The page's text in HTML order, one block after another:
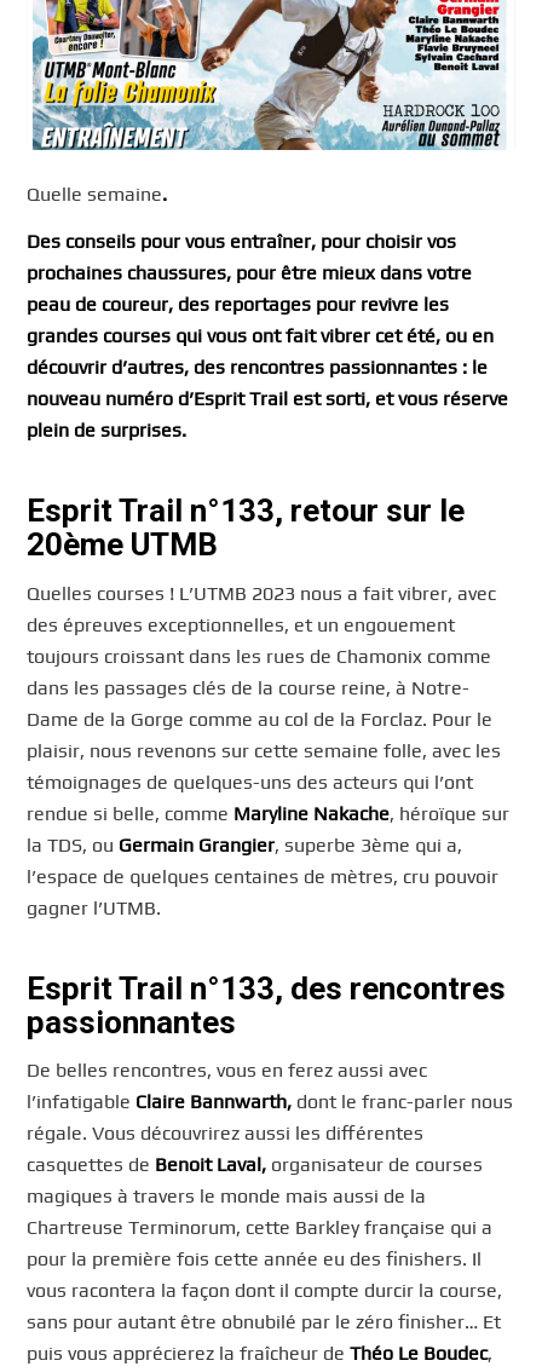
Quelle semaine.
Des conseils pour vous entraîner, pour choisir vos
prochaines chaussures, pour être mieux dans votre
peau de coureur, des reportages pour revivre les
grandes courses qui vous ont fait vibrer cet été, ou en
découvrir d’autres, des rencontres passionnantes : le
nouveau numéro d’Esprit Trail est sorti, et vous réserve
plein de surprises.
Esprit Trail n°133, retour sur le
20ème UTMB
Quelles courses ! L’UTMB 2023 nous a fait vibrer, avec
des épreuves exceptionnelles, et un engouement
toujours croissant dans les rues de Chamonix comme
dans les passages clés de la course reine, à Notre-
Dame de la Gorge comme au col de la Forclaz. Pour le
plaisir, nous revenons sur cette semaine folle, avec les
témoignages de quelques-uns des acteurs qui l’ont
rendue si belle, comme Maryline Nakache, héroïque sur
la TDS, ou Germain Grangier, superbe 3ème qui a,
l’espace de quelques centaines de mètres, cru pouvoir
gagner l’UTMB.
Esprit Trail n°133, des rencontres
passionnantes
De belles rencontres, vous en ferez aussi avec
l’infatigable Claire Bannwarth, dont le franc-parler nous
régale. Vous découvrirez aussi les différentes
casquettes de Benoit Laval, organisateur de courses
magiques à travers le monde mais aussi de la
Chartreuse Terminorum, cette Barkley française qui a
pour la première fois cette année eu des finishers. Il
vous racontera la façon dont il compte durcir la course,
sans pour autant être obnubilé par le zéro finisher… Et
puis vous apprécierez la fraîcheur deThéo Le Boudec,